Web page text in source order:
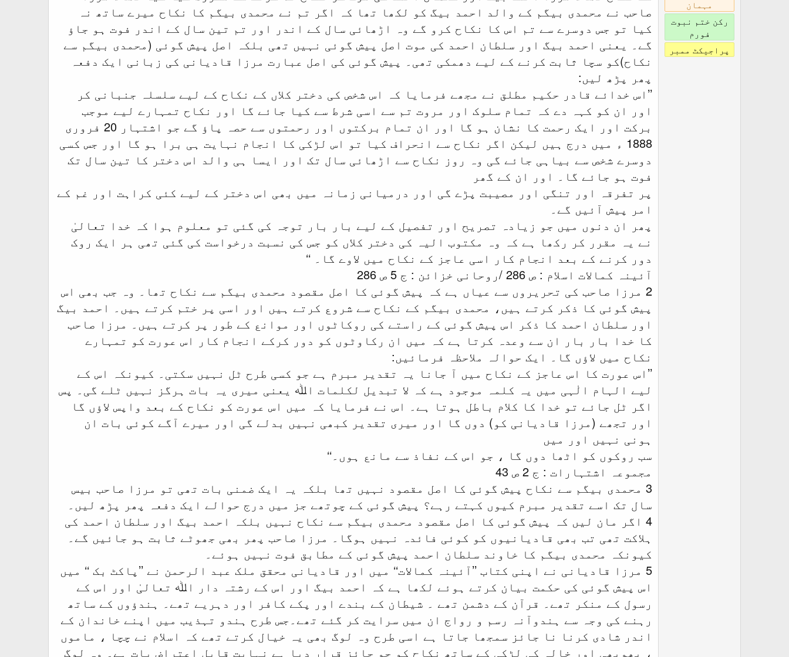
مہمان
رکن ختم نبوت
فورم
پراجیکٹ ممبر
صاحب نے محمدی بیگم کے والد احمد بیگ کو لکھا تھا کہ اگر تم نے محمدی بیگم کا نکاح میرے ساتھ نہ
کیا تو جس دوسرے سے تم اس کا نکاح کرو گے وہ اڑھائی سال کے اندر اور تم تین سال کے اندر فوت ہو جاؤ
گے۔ یعنی احمد بیگ اور سلطان احمد کی موت اصل پیش گوئی نہیں تھی بلکہ اصل پیش گوئی (محمدی بیگم سے
نکاح)کو سچا ثابت کرنے کے لیے دھمکی تھی۔ پیش گوئی کی اصل عبارت مرزا قادیانی کی زبانی ایک دفعہ
پھر پڑھ لیں:
’’اس خدائے قادر حکیم مطلق نے مجھے فرمایا کہ اس شخص کی دختر کلاں کے نکاح کے لیے سلسلہ جنبانی کر
اور ان کو کہہ دے کہ تمام سلوک اور مروت تم سے اسی شرط سے کیا جائے گا اور نکاح تمہارے لیے موجب
برکت اور ایک رحمت کا نشان ہو گا اور ان تمام برکتوں اور رحمتوں سے حصہ پاؤ گے جو اشتہار 20 فروری
1888 ء میں درج ہیں لیکن اگر نکاح سے انحراف کیا تو اس لڑکی کا انجام نہایت ہی برا ہو گا اور جس کسی
دوسرے شخص سے بیاہی جائے گی وہ روز نکاح سے اڑھائی سال تک اور ایسا ہی والد اس دختر کا تین سال تک
فوت ہو جائے گا۔ اور ان کے گھر
پر تفرقہ اور تنگی اور مصیبت پڑے گی اور درمیانی زمانہ میں بھی اس دختر کے لیے کئی کراہت اور غم کے
امر پیش آئیں گے۔
پھر ان دنوں میں جو زیادہ تصریح اور تفصیل کے لیے بار بار توجہ کی گئی تو معلوم ہوا کہ خدا تعالیٰ
نے یہ مقرر کر رکھا ہے کہ وہ مکتوب الیہ کی دختر کلاں کو جس کی نسبت درخواست کی گئی تھی ہر ایک روک
دور کرنے کے بعد انجام کار اسی عاجز کے نکاح میں لاوے گا۔ ‘‘
آئینہ کمالات اسلام : ص 286 /روحانی خزائن : ج 5 ص 286
2 مرزا صاحب کی تحریروں سے عیاں ہے کہ پیش گوئی کا اصل مقصود محمدی بیگم سے نکاح تھا۔ وہ جب بھی اس
پیش گوئی کا ذکر کرتے ہیں، محمدی بیگم کے نکاح سے شروع کرتے ہیں اور اسی پر ختم کرتے ہیں۔ احمد بیگ
اور سلطان احمد کا ذکر اس پیش گوئی کے راستے کی روکاٹوں اور موانع کے طور پر کرتے ہیں۔ مرزا صاحب
کا خدا بار بار ان سے وعدہ کرتا ہے کہ میں ان رکاوٹوں کو دور کرکے انجام کار اس عورت کو تمہارے
نکاح میں لاؤں گا۔ ایک حوالہ ملاحظہ فرمائیں:
’’اس عورت کا اس عاجز کے نکاح میں آ جانا یہ تقدیر مبرم ہے جو کسی طرح ٹل نہیں سکتی۔ کیونکہ اس کے
لیے الہام الٰہی میں یہ کلمہ موجود ہے کہ لا تبدیل لکلمات اﷲ یعنی میری یہ بات ہرگز نہیں ٹلے گی۔ پس
اگر ٹل جائے تو خدا کا کلام باطل ہوتا ہے۔ اس نے فرمایا کہ میں اس عورت کو نکاح کے بعد واپس لاؤں گا
اور تجھے (مرزا قادیانی کو) دوں گا اور میری تقدیر کبھی نہیں بدلے گی اور میرے آگے کوئی بات ان
ہونی نہیں اور میں
سب روکوں کو اٹھا دوں گا ، جو اس کے نفاذ سے مانع ہوں۔‘‘
مجموعہ اشتہارات : ج 2 ص 43
3 محمدی بیگم سے نکاح پیش گوئی کا اصل مقصود نہیں تھا بلکہ یہ ایک ضمنی بات تھی تو مرزا صاحب بیس
سال تک اسے تقدیر مبرم کیوں کہتے رہے؟ پیش گوئی کے چوتھے جز میں درج حوالے ایک دفعہ پھر پڑھ لیں۔
4 اگر مان لیں کہ پیش گوئی کا اصل مقصود محمدی بیگم سے نکاح نہیں بلکہ احمد بیگ اور سلطان احمد کی
ہلاکت تھی تب بھی قادیانیوں کو کوئی فائدہ نہیں ہوگا۔ مرزا صاحب پھر بھی جھوٹے ثابت ہو جائیں گے۔
کیونکہ محمدی بیگم کا خاوند سلطان احمد پیش گوئی کے مطابق فوت نہیں ہوئے۔
5 مرزا قادیانی نے اپنی کتاب ’’آئینہ کمالات‘‘ میں اور قادیانی محقق ملک عبد الرحمن نے ’’پاکٹ بک ‘‘ میں
اس پیش گوئی کی حکمت بیان کرتے ہوئے لکھا ہے کہ احمد بیگ اور اس کے رشتہ دار اﷲ تعالیٰ اور اس کے
رسول کے منکر تھے۔ قرآن کے دشمن تھے ۔ شیطان کے بندے اور پکے کافر اور دہریے تھے۔ ہندؤوں کے ساتھ
رہنے کی وجہ سے ہندوآنہ رسم و رواج ان میں سرایت کر گئے تھے۔جس طرح ہندو تہذیب میں اپنے خاندان کے
اندر شادی کرنا نا جائز سمجھا جاتا ہے اسی طرح وہ لوگ بھی یہ خیال کرتے تھے کہ اسلام نے چچا ، ماموں
، پھوپھی اور خالہ کی لڑکی کے ساتھ نکاح کو جو جائز قرار دیا ہے نہایت قابل اعتراض بات ہے۔ وہ لوگ